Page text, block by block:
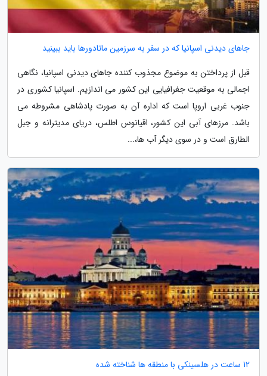
جاهای دیدنی اسپانیا که در سفر به سرزمین ماتادورها باید ببینید
قبل از پرداختن به موضوع مجذوب کننده جاهای دیدنی اسپانیا، نگاهی
اجمالی به موقعیت جغرافیایی این کشور می اندازیم. اسپانیا کشوری در
جنوب غربی اروپا است که اداره آن به صورت پادشاهی مشروطه می
باشد. مرزهای آبی این کشور، اقیانوس اطلس، دریای مدیترانه و جبل
الطارق است و در سوی دیگر آب ها،...
12 ساعت در هلسینکی با منطقه ها شناخته شده